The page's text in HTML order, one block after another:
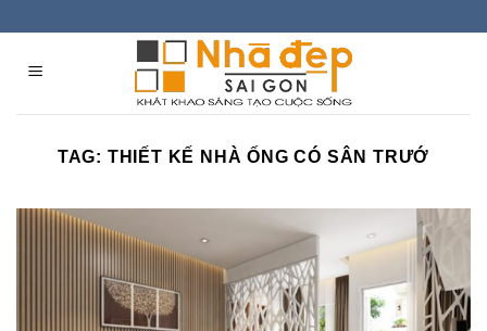
content
TAG: THIẾT KẾ NHÀ ỐNG CÓ SÂN TRƯỚ